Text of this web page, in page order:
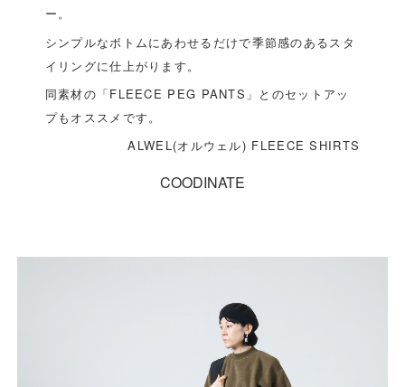
ー。
シンプルなボトムにあわせるだけで季節感のあるスタ
イリングに仕上がります。
同素材の「FLEECE PEG PANTS」とのセットアッ
プもオススメです。
ALWEL(オルウェル) FLEECE SHIRTS
COODINATE